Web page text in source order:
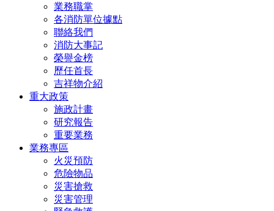
業務職掌
各消防單位據點
聯絡我們
消防大事記
榮譽金榜
歷任首長
吉祥物介紹
重大政策
施政計畫
研究報告
重要業務
業務專區
火災預防
危險物品
災害搶救
災害管理